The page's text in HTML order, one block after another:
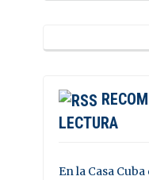
LECTURA
En la Casa